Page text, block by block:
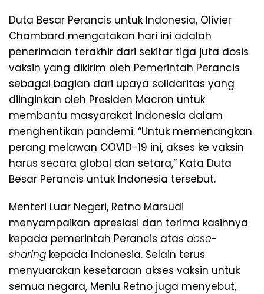
Duta Besar Perancis untuk Indonesia, Olivier
Chambard mengatakan hari ini adalah
penerimaan terakhir dari sekitar tiga juta dosis
vaksin yang dikirim oleh Pemerintah Perancis
sebagai bagian dari upaya solidaritas yang
diinginkan oleh Presiden Macron untuk
membantu masyarakat Indonesia dalam
menghentikan pandemi. “Untuk memenangkan
perang melawan COVID-19 ini, akses ke vaksin
harus secara global dan setara,” Kata Duta
Besar Perancis untuk Indonesia tersebut.
Menteri Luar Negeri, Retno Marsudi
menyampaikan apresiasi dan terima kasihnya
kepada pemerintah Perancis atas dose-
sharing kepada Indonesia. Selain terus
menyuarakan kesetaraan akses vaksin untuk
semua negara, Menlu Retno juga menyebut,